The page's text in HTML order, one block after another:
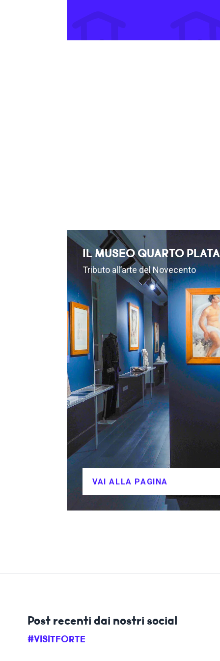
IL MUSEO QUARTO
Tributo all’arte del Novecento
VAI ALLA PAGINA
Post recenti dai nostri social
#VISITFORTE